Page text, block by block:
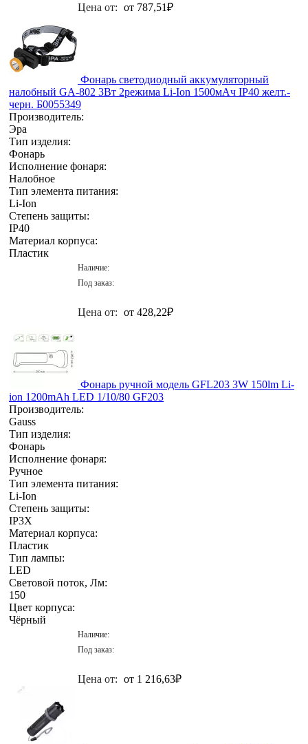
Цена от: от 787,51₽
Фонарь светодиодный аккумуляторный
налобный GA-802 3Вт 2режима Li-Ion 1500мАч IP40 желт.-
черн. Б0055349
Производитель:
Эра
Тип изделия:
Фонарь
Исполнение фонаря:
Налобное
Тип элемента питания:
Li-Ion
Степень защиты:
IP40
Материал корпуса:
Пластик
Наличие:
Под заказ:
Цена от: от 428,22₽
Фонарь ручной модель GFL203 3W 150lm Li-
ion 1200mAh LED 1/10/80 GF203
Производитель:
Gauss
Тип изделия:
Фонарь
Исполнение фонаря:
Ручное
Тип элемента питания:
Li-Ion
Степень защиты:
IP3X
Материал корпуса:
Пластик
Тип лампы:
LED
Световой поток, Лм:
150
Цвет корпуса:
Чёрный
Наличие:
Под заказ:
Цена от: от 1 216,63₽